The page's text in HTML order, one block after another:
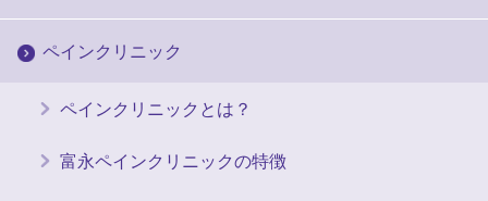
ペインクリニック
ペインクリニックとは？
富永ペインクリニックの特徴